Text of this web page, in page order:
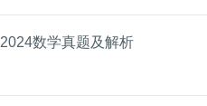
2024数学真题及解析